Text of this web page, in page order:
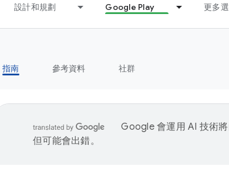
設計和規劃 Google Play 更多
指南 參考資料 社群
Google 會運用 AI 技術
但可能會出錯。